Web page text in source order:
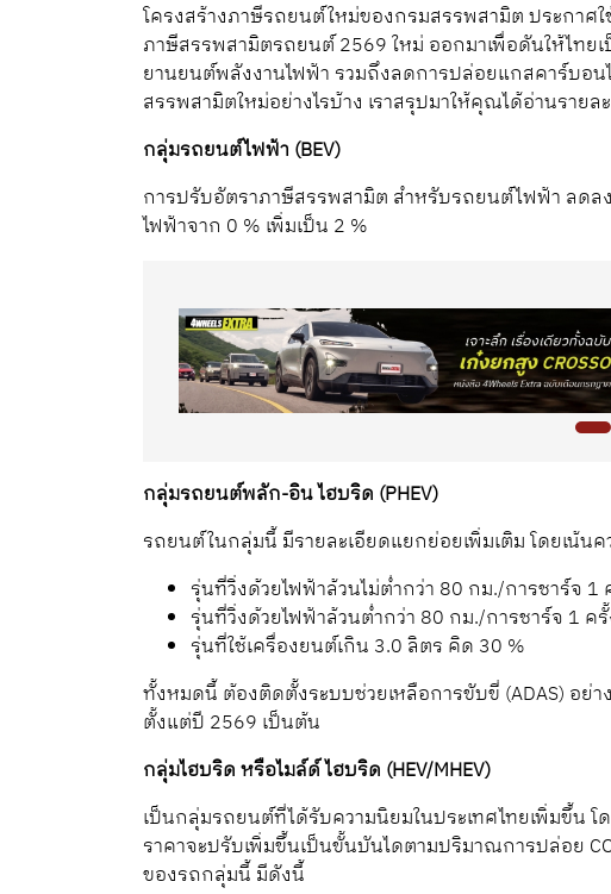
โครงสร้างภาษีรถยนต์ใหม่ของกรมสรรพสามิต ประกา
ภาษีสรรพสามิตรถยนต์ 2569 ใหม่ ออกมาเพื่อดันให้ไท
ยานยนต์พลังงานไฟฟ้า รวมถึงลดการปล่อยแกสคาร์บอ
สรรพสามิตใหม่อย่างไรบ้าง เราสรุปมาให้คุณได้อ่านรา
กลุ่มรถยนต์ไฟฟ้า (BEV)
การปรับอัตราภาษีสรรพสามิต สำหรับรถยนต์ไฟฟ้า ลดล
ไฟฟ้าจาก 0 % เพิ่มเป็น 2 %
กลุ่มรถยนต์พลัก-อิน ไฮบริด (PHEV)
รถยนต์ในกลุ่มนี้ มีรายละเอียดแยกย่อยเพิ่มเติม โดยเน้น
รุ่นที่วิ่งด้วยไฟฟ้าล้วนไม่ต่ำกว่า 80 กม./การชาร์จ 1
รุ่นที่วิ่งด้วยไฟฟ้าล้วนต่ำกว่า 80 กม./การชาร์จ 1 ค
รุ่นที่ใช้เครื่องยนต์เกิน 3.0 ลิตร คิด 30 %
ทั้งหมดนี้ ต้องติดตั้งระบบช่วยเหลือการขับขี่ (ADAS) อย่
ตั้งแต่ปี 2569 เป็นต้น
กลุ่มไฮบริด หรือไมล์ด์ ไฮบริด (HEV/MHEV)
เป็นกลุ่มรถยนต์ที่ได้รับความนิยมในประเทศไทยเพิ่มขึ้น
ราคาจะปรับเพิ่มขึ้นเป็นขั้นบันไดตามปริมาณการปล่อย
ของรถกลุ่มนี้ มีดังนี้